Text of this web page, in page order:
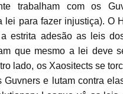
trabalham com os
lei para fazer injustiça). O
estrita adesão as leis
que mesmo a lei deve
lado, os Xaositects se
Guvners e lutam contra